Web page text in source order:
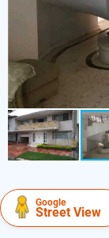
Google
Street View